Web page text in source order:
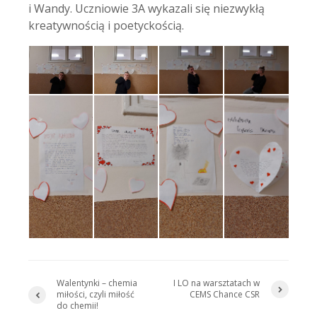
i Wandy. Uczniowie 3A wykazali się niezwykłą
kreatywnością i poetyckością.
Walentynki – chemia
miłości, czyli miłość
do chemii!
I LO na warsztatach w
CEMS Chance CSR